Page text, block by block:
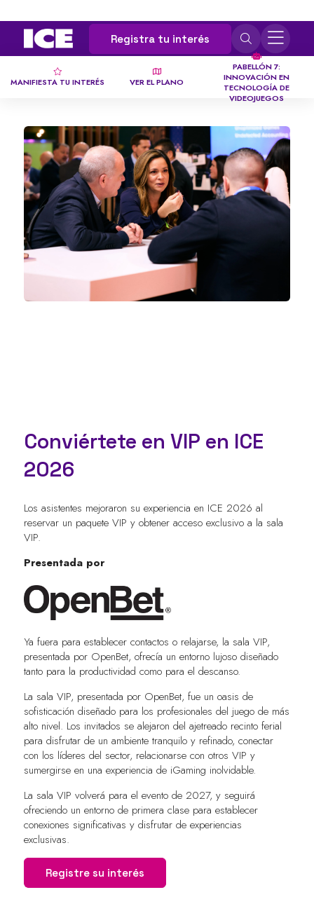
Registra tu interés
MANIFIESTA TU INTERÉS VER EL PLANO
PABELLÓN 7:
INNOVACIÓN EN
TECNOLOGÍA DE
VIDEOJUEGOS
Conviértete en VIP en ICE
2026
Los asistentes mejoraron su experiencia en ICE 2026 al
reservar un paquete VIP y obtener acceso exclusivo a la sala
VIP.
Presentada por
Ya fuera para establecer contactos o relajarse, la sala VIP,
presentada por OpenBet, ofrecía un entorno lujoso diseñado
tanto para la productividad como para el descanso.
La sala VIP, presentada por OpenBet, fue un oasis de
sofisticación diseñado para los profesionales del juego de más
alto nivel. Los invitados se alejaron del ajetreado recinto ferial
para disfrutar de un ambiente tranquilo y refinado, conectar
con los líderes del sector, relacionarse con otros VIP y
sumergirse en una experiencia de iGaming inolvidable.
La sala VIP volverá para el evento de 2027, y seguirá
ofreciendo un entorno de primera clase para establecer
conexiones significativas y disfrutar de experiencias
exclusivas.
Registre su interés